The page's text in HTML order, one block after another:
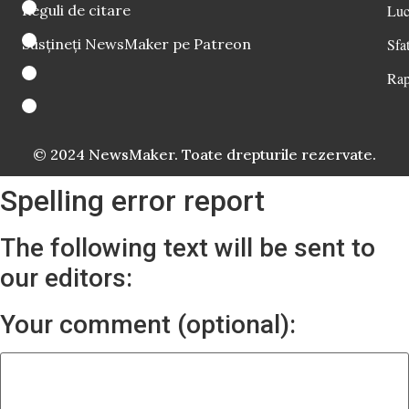
Reguli de citare
Susțineți NewsMaker pe Patreon
© 2024 NewsMaker. Toate drepturile rezervate.
Spelling error report
The following text will be sent to
our editors:
Your comment (optional):